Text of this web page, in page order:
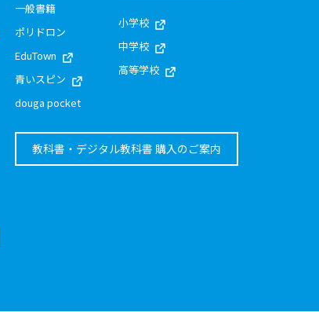
一般書籍
ポリドロン
EduTown
青いスピン
douga pocket
小学校
中学校
高等学校
教科書・デジタル教科書 購入のご案内